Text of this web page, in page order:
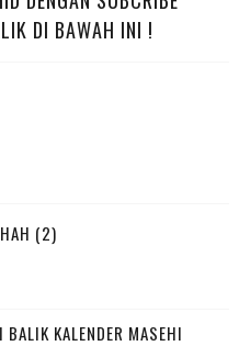
DI BAWAH INI !
(2)
KALENDER MASEHI